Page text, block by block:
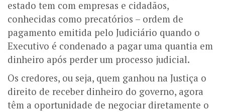
estado tem com empresas e cidadãos,
conhecidas como precatórios – ordem de
pagamento emitida pelo Judiciário quando o
Executivo é condenado a pagar uma quantia em
dinheiro após perder um processo judicial.
Os credores, ou seja, quem ganhou na Justiça o
direito de receber dinheiro do governo, agora
têm a oportunidade de negociar diretamente o